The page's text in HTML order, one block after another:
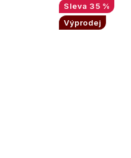
35 %
Výprodej